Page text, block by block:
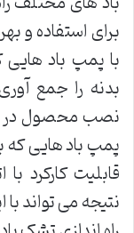
برای استفاده و
با پمپ باد
بدنه را جمع
نصب محصول در
پمپ باد هایی که
قابلیت کارکرد
نتیجه می تواند